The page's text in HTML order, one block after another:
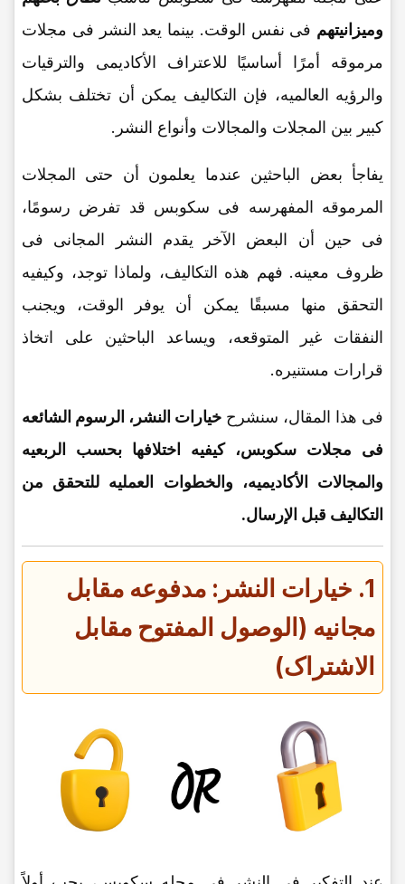
ومیزانیتهم فی نفس الوقت. بینما یعد النشر فی مجلات
مرموقه أمرًا أساسیًا للاعتراف الأکادیمی والترقیات
والرؤیه العالمیه، فإن التکالیف یمکن أن تختلف بشکل
کبیر بین المجلات والمجالات وأنواع النشر.
یفاجأ بعض الباحثین عندما یعلمون أن حتى المجلات
المرموقه المفهرسه فی سکوبس قد تفرض رسومًا،
فی حین أن البعض الآخر یقدم النشر المجانی فی
ظروف معینه. فهم هذه التکالیف، ولماذا توجد، وکیفیه
التحقق منها مسبقًا یمکن أن یوفر الوقت، ویجنب
النفقات غیر المتوقعه، ویساعد الباحثین على اتخاذ
قرارات مستنیره.
فی هذا المقال، سنشرح خیارات النشر، الرسوم الشائعه
فی مجلات سکوبس، کیفیه اختلافها بحسب الربعیه
والمجالات الأکادیمیه، والخطوات العملیه للتحقق من
التکالیف قبل الإرسال.
1. خیارات النشر: مدفوعه مقابل
مجانیه (الوصول المفتوح مقابل
الاشتراک)